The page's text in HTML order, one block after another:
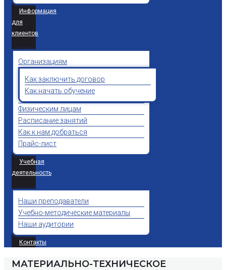
Информация
для
клиентов
Организациям
Как заключить договор
Как начать обучение
Физическим лицам
Расписание занятий
Как к нам добраться
Прайс-лист
Учебная
деятельность
Наши преподаватели
Учебно-методические материалы
Наши аудитории
Контакты
МАТЕРИАЛЬНО-ТЕХНИЧЕСКОЕ